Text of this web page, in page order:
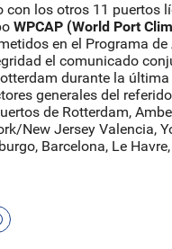
con los otros 11 puertos
WPCAP (World Port
en el Programa
el comunicado
durante la
generales del
de Rotterdam,
New Jersey Valencia,
Barcelona, Le